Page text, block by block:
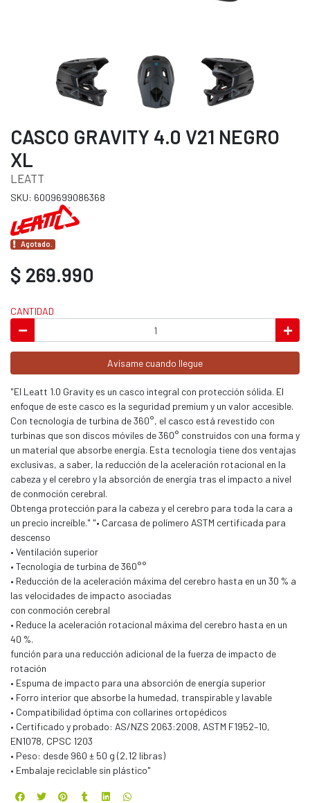
CASCO GRAVITY 4.0 V21 NEGRO
XL
LEATT
SKU: 6009699086368
Agotado.
$ 269.990
CANTIDAD
Avísame cuando llegue
"El Leatt 1.0 Gravity es un casco integral con protección sólida. El
enfoque de este casco es la seguridad premium y un valor accesible.
Con tecnología de turbina de 360°, el casco está revestido con
turbinas que son discos móviles de 360° construidos con una forma y
un material que absorbe energía. Esta tecnología tiene dos ventajas
exclusivas, a saber, la reducción de la aceleración rotacional en la
cabeza y el cerebro y la absorción de energía tras el impacto a nivel
de conmoción cerebral.
Obtenga protección para la cabeza y el cerebro para toda la cara a
un precio increíble." "• Carcasa de polímero ASTM certificada para
descenso
• Ventilación superior
• Tecnología de turbina de 360°°
• Reducción de la aceleración máxima del cerebro hasta en un 30 % a
las velocidades de impacto asociadas
con conmoción cerebral
• Reduce la aceleración rotacional máxima del cerebro hasta en un
40 %.
función para una reducción adicional de la fuerza de impacto de
rotación
• Espuma de impacto para una absorción de energía superior
• Forro interior que absorbe la humedad, transpirable y lavable
• Compatibilidad óptima con collarines ortopédicos
• Certificado y probado: AS/NZS 2063:2008, ASTM F1952–10,
EN1078, CPSC 1203
• Peso: desde 960 ± 50 g (2,12 libras)
• Embalaje reciclable sin plástico"